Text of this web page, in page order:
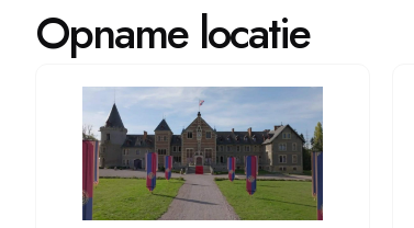
Opname locatie